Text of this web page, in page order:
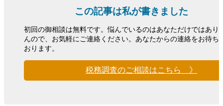
この記事は私が書きました
初回の御相談は無料です。悩んでいるのはあなただけではあり
んので、お気軽にご連絡ください。あなたからの連絡をお待ち
おります。
税務調査のご相談はこちら 》